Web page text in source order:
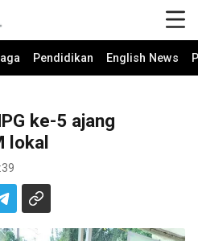
Pendidikan English News
ke-5 ajang
lokal